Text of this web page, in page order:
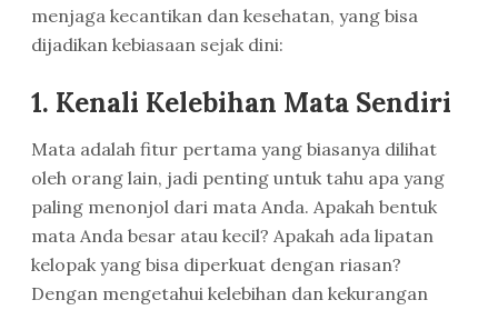
menjaga kecantikan dan kesehatan, yang bisa
dijadikan kebiasaan sejak dini:
1. Kenali Kelebihan Mata Sendiri
Mata adalah fitur pertama yang biasanya dilihat
oleh orang lain, jadi penting untuk tahu apa yang
paling menonjol dari mata Anda. Apakah bentuk
mata Anda besar atau kecil? Apakah ada lipatan
kelopak yang bisa diperkuat dengan riasan?
Dengan mengetahui kelebihan dan kekurangan